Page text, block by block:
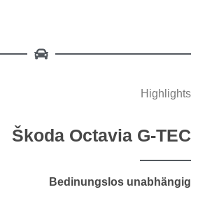
Highlights
Škoda Octavia G-TEC
Bedinungslos unabhängig